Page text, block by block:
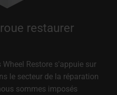
restaurer
Restore s'appuie sur
le secteur de la réparation
sommes imposés